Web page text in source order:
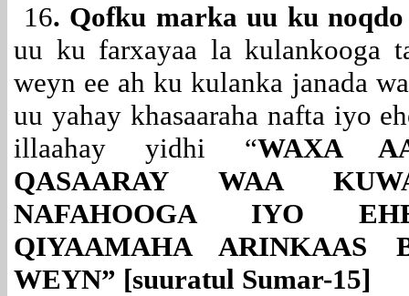
16. Qofku marka uu ku
uu ku farxayaa la kulankooga
weyn ee ah ku kulanka janada
uu yahay khasaaraha nafta iyo
illaahay yidhi “WAXA
QASAARAY WAA
NAFAHOOGA IYO
QIYAAMAHA ARINKAAS
WEYN” [suuratul Sumar-15]